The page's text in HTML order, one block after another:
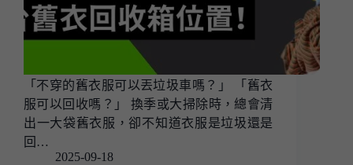
「不穿的舊衣服可以丟垃圾車嗎？」 「舊衣
服可以回收嗎？」 換季或大掃除時，總會清
出一大袋舊衣服，卻不知道衣服是垃圾還是
回…
2025-09-18